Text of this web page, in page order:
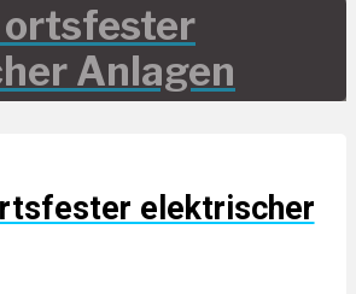
Anlagen
elektrischer